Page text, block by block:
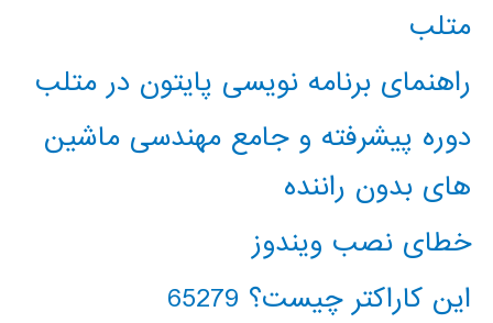
متلب
راهنمای برنامه نویسی پایتون در متلب
دوره پیشرفته و جامع مهندسی ماشین
های بدون راننده
خطای نصب ویندوز
این کاراکتر چیست؟ 65279